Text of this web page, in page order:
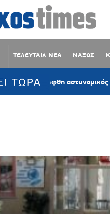
ΤΕΛΕΥΤΑΙΑ ΝΕΑ ΝΑΞΟΣ
αστυνομικός για